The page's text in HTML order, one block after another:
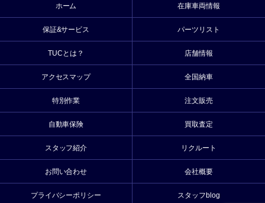
ホーム 在庫車両情報
保証&サービス パーツリスト
TUCとは？ 店舗情報
アクセスマップ 全国納車
特別作業 注文販売
自動車保険 買取査定
スタッフ紹介 リクルート
お問い合わせ 会社概要
プライバシーポリシー スタッフblog